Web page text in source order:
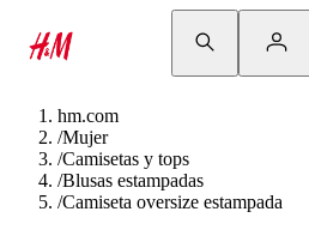
hm.com
/Mujer
/Camisetas y tops
/Blusas estampadas
/Camiseta oversize estampada